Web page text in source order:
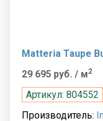
Matteria Taupe
29 695 руб. / м2
Артикул: 804552
Производитель: